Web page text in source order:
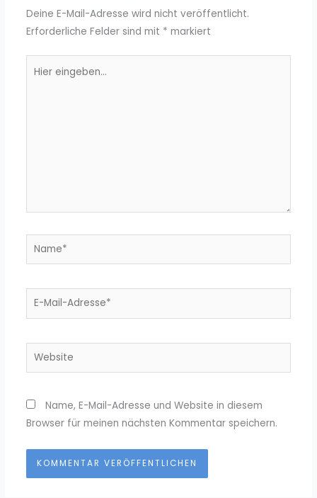
Deine E-Mail-Adresse wird nicht veröffentlicht.
Erforderliche Felder sind mit * markiert
eingeben…
Name*
E-
Website
Name, E-Mail-Adresse und Website in diesem
Browser für meinen nächsten Kommentar speichern.